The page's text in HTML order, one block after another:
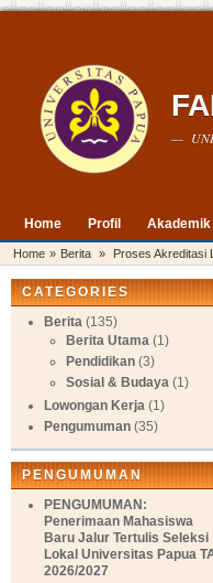
—
Home Profil Akademik
Home » Berita » Proses Akreditasi
CATEGORIES
Berita (135)
Berita Utama (1)
Pendidikan (3)
Sosial & Budaya (1)
Lowongan Kerja (1)
Pengumuman (35)
PENGUMUMAN
PENGUMUMAN:
Penerimaan Mahasiswa
Baru Jalur Tertulis Seleksi
Lokal Universitas Papua
2026/2027